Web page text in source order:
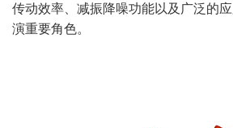
传动效率、减振降噪功能以及广泛的
演重要角色。